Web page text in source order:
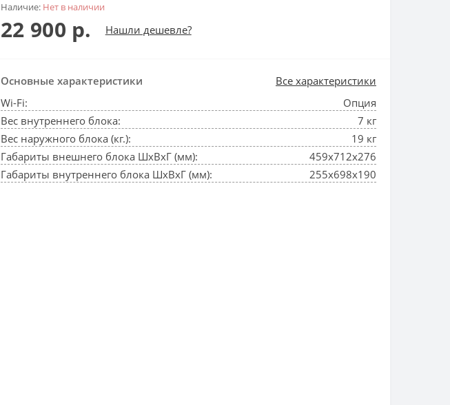
Наличие: Нет в наличии
22 900 р. Нашли дешевле?
Основные характеристики
Все характеристики
Wi-Fi:
Опция
Вес внутреннего блока:
7 кг
Вес наружного блока (кг.):
19 кг
Габариты внешнего блока ШхВхГ (мм):
459x712x276
Габариты внутреннего блока ШхВхГ (мм):
255x698x190